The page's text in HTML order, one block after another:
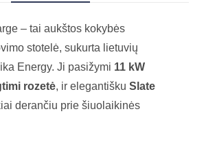
– tai aukštos kokybės
stotelė, sukurta lietuvių
Energy. Ji pasižymi 11 kW
rozetė, ir elegantiškuSlate
derančiu prie šiuolaikinės